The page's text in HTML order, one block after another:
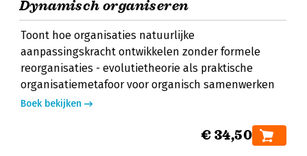
Dynamisch organiseren
Toont hoe organisaties natuurlijke
aanpassingskracht ontwikkelen zonder formele
reorganisaties - evolutietheorie als praktische
organisatiemetafoor voor organisch samenwerken
Boek bekijken
€ 34,50